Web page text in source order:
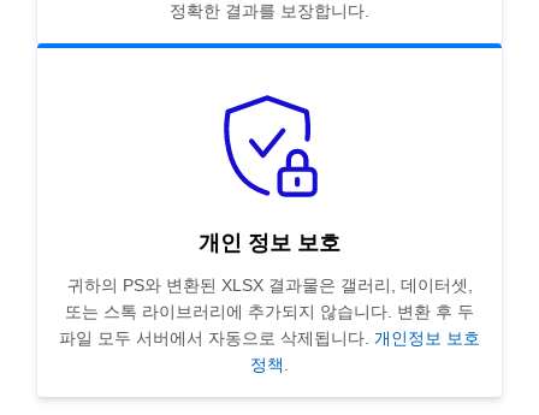
정확한 결과를 보장합니다.
개인 정보 보호
귀하의 PS와 변환된 XLSX 결과물은 갤러리, 데이터셋,
또는 스톡 라이브러리에 추가되지 않습니다. 변환 후 두
파일 모두 서버에서 자동으로 삭제됩니다. 개인정보 보호
정책.